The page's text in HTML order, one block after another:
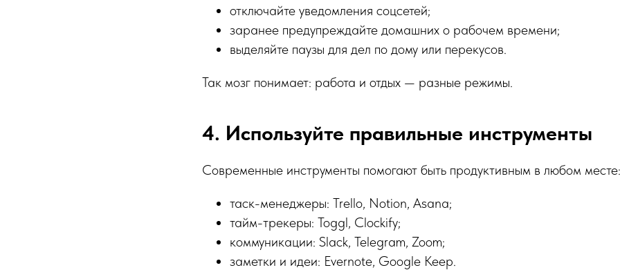
отключайте уведомления соцсетей;
заранее предупреждайте домашних о рабочем времени;
выделяйте паузы для дел по дому или перекусов.
Так мозг понимает: работа и отдых — разные режимы.
4. Используйте правильные инструменты
Современные инструменты помогают быть продуктивным в любом месте:
таск-менеджеры: Trello, Notion, Asana;
тайм-трекеры: Toggl, Clockify;
коммуникации: Slack, Telegram, Zoom;
заметки и идеи: Evernote, Google Keep.